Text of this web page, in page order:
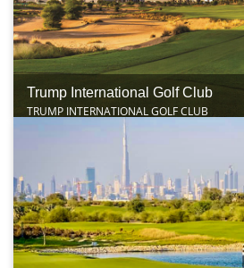
Trump International Golf Club
TRUMP INTERNATIONAL GOLF CLUB